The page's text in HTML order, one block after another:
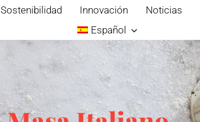
Sostenibilidad Innovación Noticias
Español